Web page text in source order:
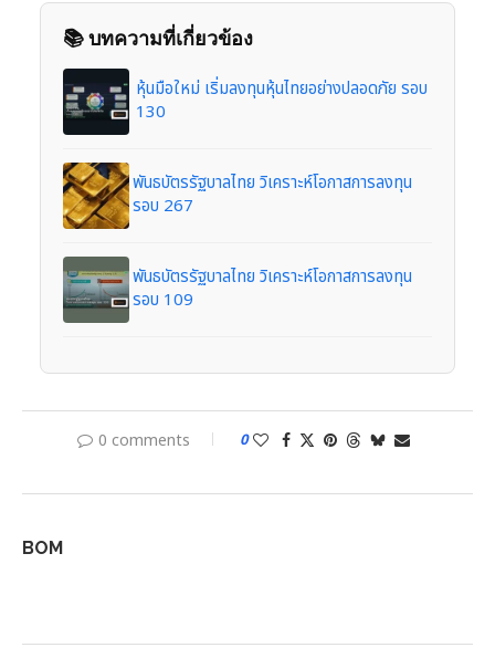
📚 บทความที่เกี่ยวข้อง
หุ้นมือใหม่ เริ่มลงทุนหุ้นไทยอย่างปลอดภัย รอบ
130
พันธบัตรรัฐบาลไทย วิเคราะห์โอกาสการลงทุน
รอบ 267
พันธบัตรรัฐบาลไทย วิเคราะห์โอกาสการลงทุน
รอบ 109
0 comments 0
BOM